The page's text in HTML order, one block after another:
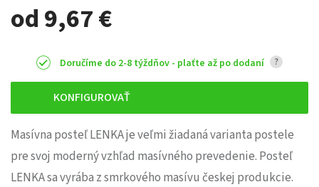
od 9,67 €
Doručíme do 2-8 týždňov - plaťte až po dodaní ?
KONFIGUROVAŤ
Masívna posteľ LENKA je veľmi žiadaná varianta postele
pre svoj moderný vzhľad masívného prevedenie. Posteľ
LENKA sa vyrába z smrkového masívu českej produkcie.